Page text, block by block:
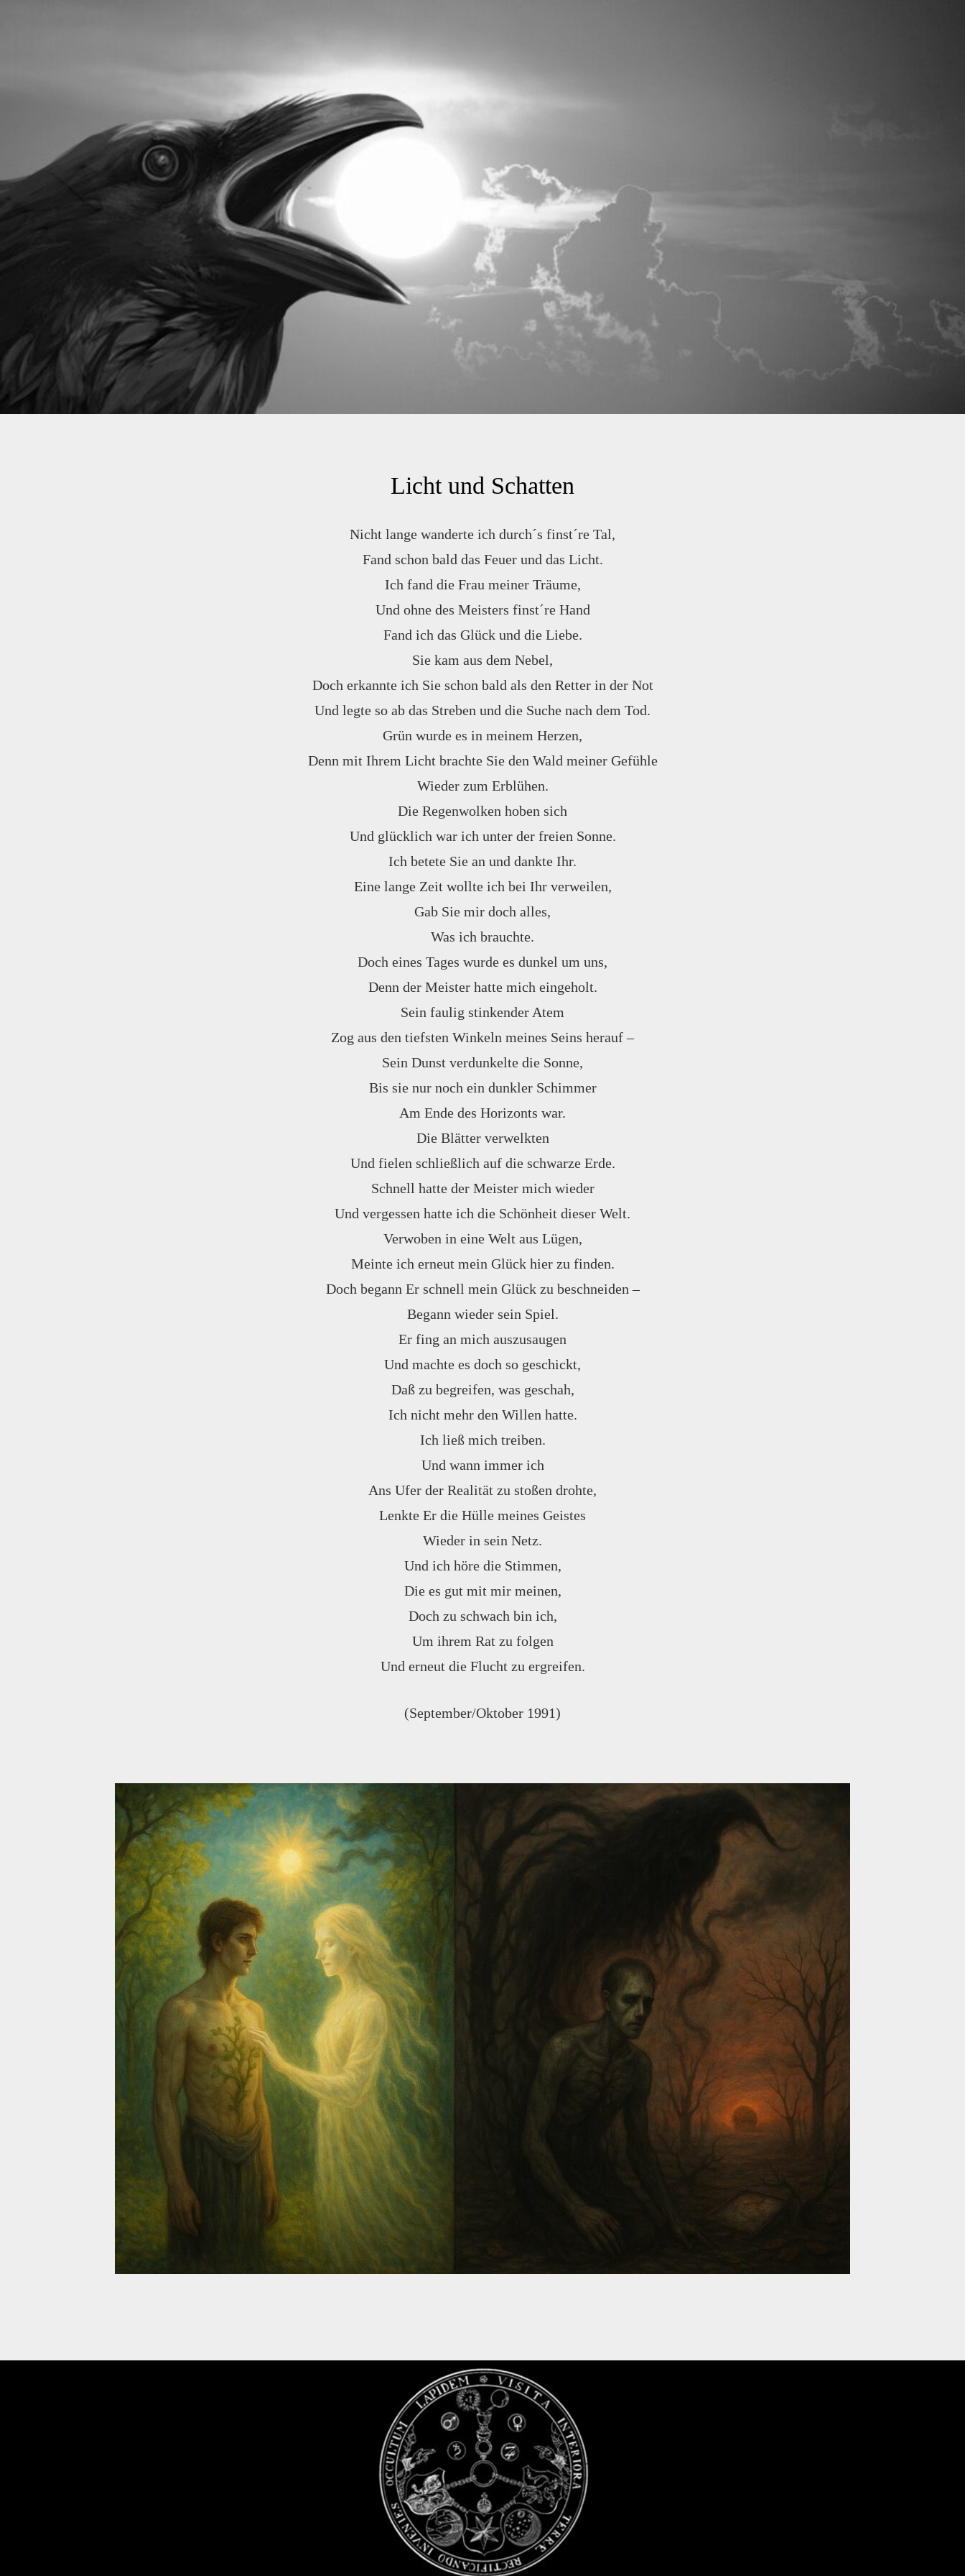
Licht und Schatten
Nicht lange wanderte ich durch´s finst´re Tal,
Fand schon bald das Feuer und das Licht.
Ich fand die Frau meiner Träume,
Und ohne des Meisters finst´re Hand
Fand ich das Glück und die Liebe.
Sie kam aus dem Nebel,
Doch erkannte ich Sie schon bald als den Retter in der Not
Und legte so ab das Streben und die Suche nach dem Tod.
Grün wurde es in meinem Herzen,
Denn mit Ihrem Licht brachte Sie den Wald meiner Gefühle
Wieder zum Erblühen.
Die Regenwolken hoben sich
Und glücklich war ich unter der freien Sonne.
Ich betete Sie an und dankte Ihr.
Eine lange Zeit wollte ich bei Ihr verweilen,
Gab Sie mir doch alles,
Was ich brauchte.
Doch eines Tages wurde es dunkel um uns,
Denn der Meister hatte mich eingeholt.
Sein faulig stinkender Atem
Zog aus den tiefsten Winkeln meines Seins herauf –
Sein Dunst verdunkelte die Sonne,
Bis sie nur noch ein dunkler Schimmer
Am Ende des Horizonts war.
Die Blätter verwelkten
Und fielen schließlich auf die schwarze Erde.
Schnell hatte der Meister mich wieder
Und vergessen hatte ich die Schönheit dieser Welt.
Verwoben in eine Welt aus Lügen,
Meinte ich erneut mein Glück hier zu finden.
Doch begann Er schnell mein Glück zu beschneiden –
Begann wieder sein Spiel.
Er fing an mich auszusaugen
Und machte es doch so geschickt,
Daß zu begreifen, was geschah,
Ich nicht mehr den Willen hatte.
Ich ließ mich treiben.
Und wann immer ich
Ans Ufer der Realität zu stoßen drohte,
Lenkte Er die Hülle meines Geistes
Wieder in sein Netz.
Und ich höre die Stimmen,
Die es gut mit mir meinen,
Doch zu schwach bin ich,
Um ihrem Rat zu folgen
Und erneut die Flucht zu ergreifen.
(September/Oktober 1991)